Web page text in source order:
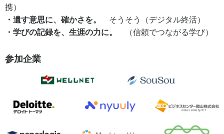
携）
・遺す意思に、確かさを。
そうそう（デジタル終活）
・学びの記録を、生涯の力に。
（信頼でつながる学び）
参加企業